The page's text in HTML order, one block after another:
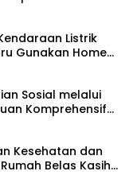
Listrik
Gunakan Home
Sosial melalui
Komprehensif
Kesehatan dan
Belas Kasih